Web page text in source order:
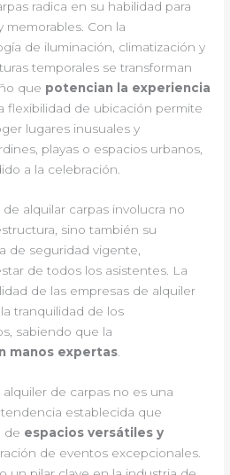
radica en su habilidad para
memorables. Con la
de iluminación, climatización y
temporales se transforman
que potencian la experiencia
flexibilidad de ubicación permite
lugares inusuales y
playas o espacios urbanos,
a la celebración.
alquilar carpas involucra no
sino también su
de seguridad vigente,
de todos los asistentes. La
de las empresas de alquiler
tranquilidad de los
sabiendo que la
manos expertas
de carpas no es una
establecida que
de espacios versátiles y
de eventos excepcionales.